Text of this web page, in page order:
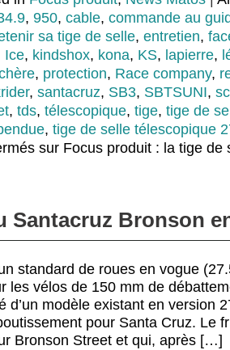
, 950, cable, commande au
sa tige de selle, entretien,
Ice, kindshox, kona, KS, lapierre,
, protection, Race company,
, santacruz, SB3, SBTSUNI,
, tds, télescopique, tige, tige de
, tige de selle télescopique
sur Focus produit : la tige de
Santacruz Bronson
standard de roues en vogue
les vélos de 150 mm de
d’un modèle existant en version
pour Santa Cruz. Le
Bronson Street et qui, après […]